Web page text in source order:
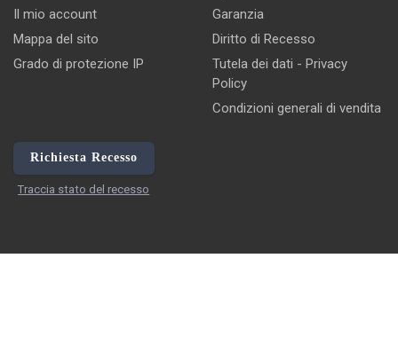
Il mio account
Mappa del sito
Grado di protezione IP
Garanzia
Diritto di Recesso
Tutela dei dati - Privacy
Policy
Condizioni generali di vendita
Richiesta Recesso
Traccia stato del recesso